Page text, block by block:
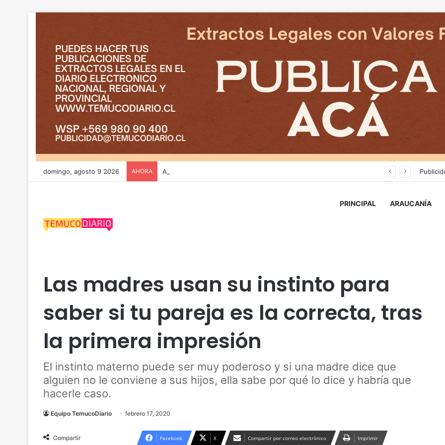
domingo, agosto 9 2026 AHORA
PRINCIPAL ARAUCANÍA
Las madres usan su instinto para
saber si tu pareja es la correcta, tras
la primera impresión
El instinto materno puede ser muy poderoso y si una madre dice que
alguien no le conviene a sus hijos, ella sabe por qué lo dice y habría que
hacerle caso.
Equipo TemucoDiario febrero 17, 2020
Compartir Facebook X Compartir por correo electrónico Imprimir